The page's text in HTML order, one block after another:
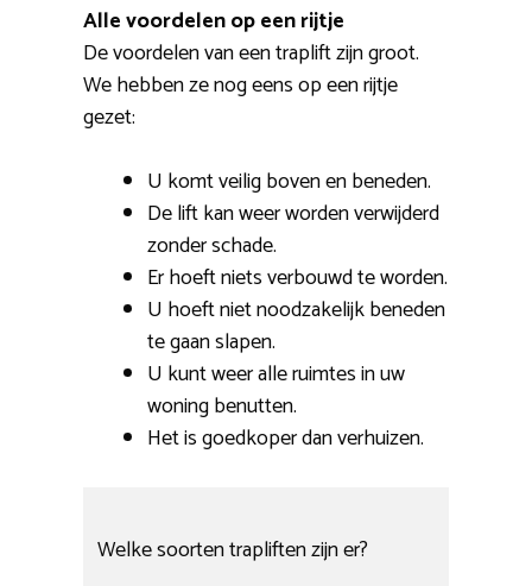
Alle voordelen op een rijtje
De voordelen van een traplift zijn groot.
We hebben ze nog eens op een rijtje
gezet:
U komt veilig boven en beneden.
De lift kan weer worden verwijderd
zonder schade.
Er hoeft niets verbouwd te worden.
U hoeft niet noodzakelijk beneden
te gaan slapen.
U kunt weer alle ruimtes in uw
woning benutten.
Het is goedkoper dan verhuizen.
Welke soorten trapliften zijn er?